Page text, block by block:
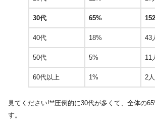
30代 65%
40代 18% 43
50代 5% 11
60代以上 1% 2人
見てください!**圧倒的に30代が多くて、全体の
す。